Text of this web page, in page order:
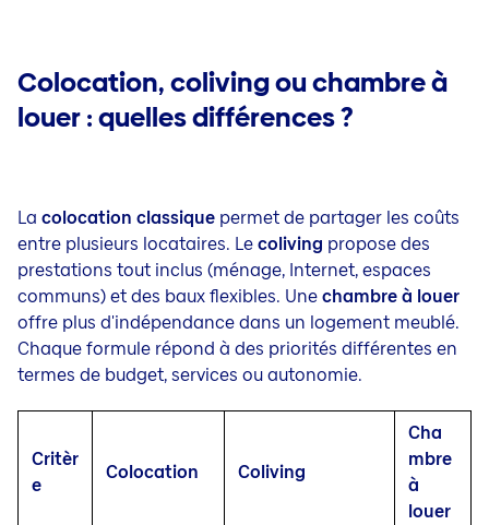
Colocation, coliving ou chambre à
louer : quelles différences ?
La colocation classique permet de partager les coûts
entre plusieurs locataires. Lecoliving propose des
prestations tout inclus (ménage, Internet, espaces
communs) et des baux flexibles. Unechambre à louer
offre plus d'indépendance dans un logement meublé.
Chaque formule répond à des priorités différentes en
termes de budget, services ou autonomie.
Critèr
e
Colocation Coliving
Cha
mbre
à
louer